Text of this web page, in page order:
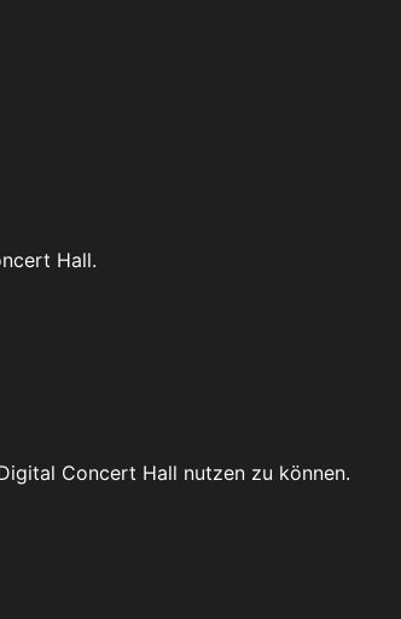
Hall.
Concert Hall nutzen zu können.